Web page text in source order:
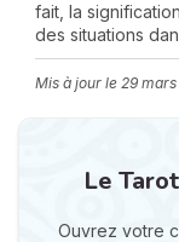
fait, la
des situations
Mis à jour le 29
Le
Ouvrez votre